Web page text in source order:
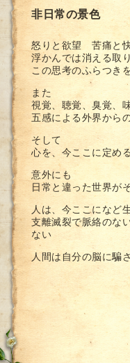
非日常の景色
怒りと欲望 苦痛と
浮かんでは消える取
この思考のふらつき
また
視覚、聴覚、臭覚、
五感による外界から
そして
心を、今ここに定め
意外にも
日常と違った世界が
人は、今ここになど
支離滅裂で脈絡のな
ない
人間は自分の脳に騙